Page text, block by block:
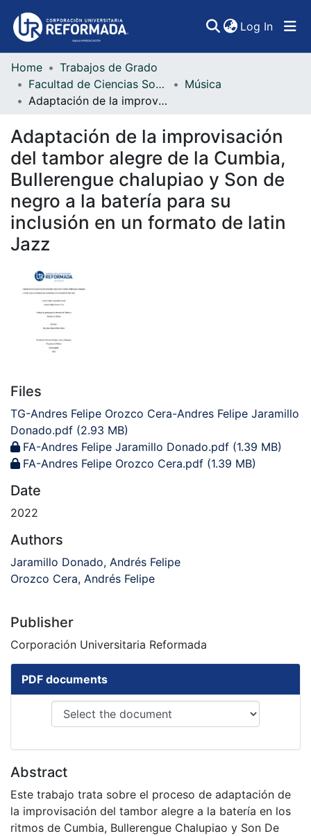
Log In
Communities & Collections
All of DSpace
Statistics
Home
Trabajos de Grado
Facultad de Ciencias Sociales, Artes y Humanidades
Música
Adaptación de la improvisación del tambor alegre de la Cumbia, Bullerengue chalupiao y Son de negro a la batería para su inclusión en un formato de latin Jazz
Adaptación de la improvisación
del tambor alegre de la Cumbia,
Bullerengue chalupiao y Son de
negro a la batería para su
inclusión en un formato de latin
Jazz
Files
TG-Andres Felipe Orozco Cera-Andres Felipe Jaramillo
Donado.pdf (2.93 MB)
FA-Andres Felipe Jaramillo Donado.pdf (1.39 MB)
FA-Andres Felipe Orozco Cera.pdf (1.39 MB)
Date
2022
Authors
Jaramillo Donado, Andrés Felipe
Orozco Cera, Andrés Felipe
Publisher
Corporación Universitaria Reformada
PDF documents
Abstract
Este trabajo trata sobre el proceso de adaptación de
la improvisación del tambor alegre a la batería en los
ritmos de Cumbia, Bullerengue Chalupiao y Son De